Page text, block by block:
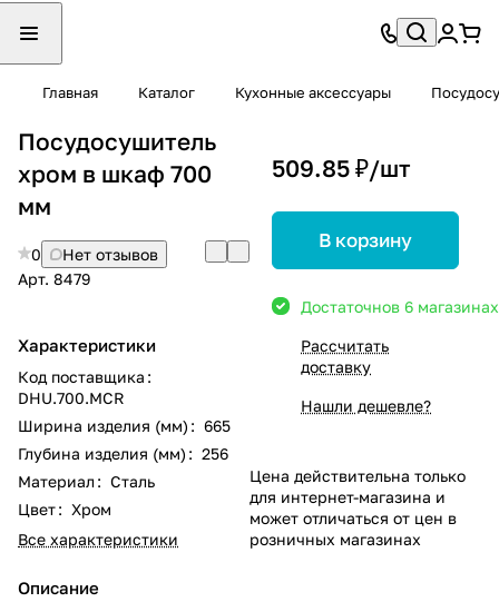
Главная Каталог Кухонные аксессуары
Посудосушитель
хром в шкаф 700
мм
0
Нет отзывов
Арт. 8479
Характеристики
Код поставщика :
DHU.700.MCR
Ширина изделия (мм) : 665
Глубина изделия (мм) : 256
Материал : Сталь
Цвет: Хром
Все характеристики
Описание
509.85 ₽/шт
В корзину
Достаточнов 6 магазинах
Рассчитать
доставку
Нашли дешевле?
Цена действительна только
для интернет-магазина и
может отличаться от цен в
розничных магазинах